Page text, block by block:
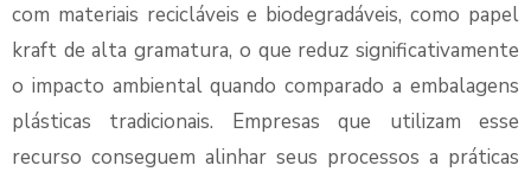
com materiais recicláveis e biodegradáveis, como papel
kraft de alta gramatura, o que reduz significativamente
o impacto ambiental quando comparado a embalagens
plásticas tradicionais. Empresas que utilizam esse
recurso conseguem alinhar seus processos a práticas